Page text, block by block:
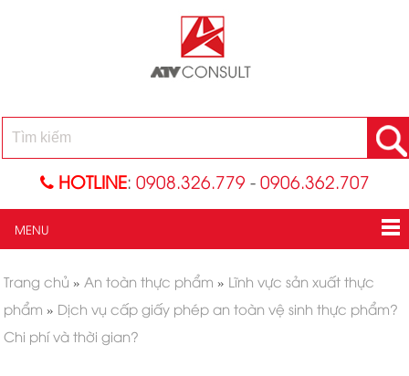
HOTLINE: 0908.326.779 - 0906.362.707
MENU
Trang chủ » An toàn thực phẩm » Lĩnh vực sản xuất thực
phẩm » Dịch vụ cấp giấy phép an toàn vệ sinh thực phẩm?
Chi phí và thời gian?